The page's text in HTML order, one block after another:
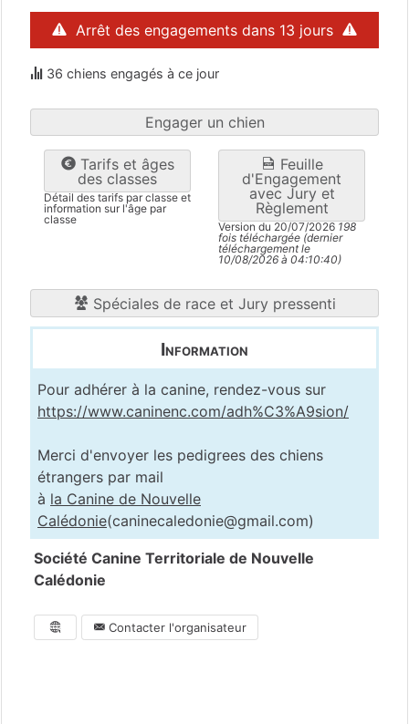
Arrêt des engagements dans 13 jours
36 chiens engagés à ce jour
Engager un chien
Tarifs et âges
des classes
Détail des tarifs par classe et
information sur l'âge par
classe
Feuille
d'Engagement
avec Jury et
Règlement
Version du 20/07/2026 198
fois téléchargée (dernier
téléchargement le
10/08/2026 à 04:10:40)
Spéciales de race et Jury pressenti
Information
Pour adhérer à la canine, rendez-vous sur
https://www.caninenc.com/adh%C3%A9sion/
Merci d'envoyer les pedigrees des chiens
étrangers par mail
à la Canine de Nouvelle
Calédonie(caninecaledonie@gmail.com)
Société Canine Territoriale de Nouvelle
Calédonie
Contacter l'organisateur